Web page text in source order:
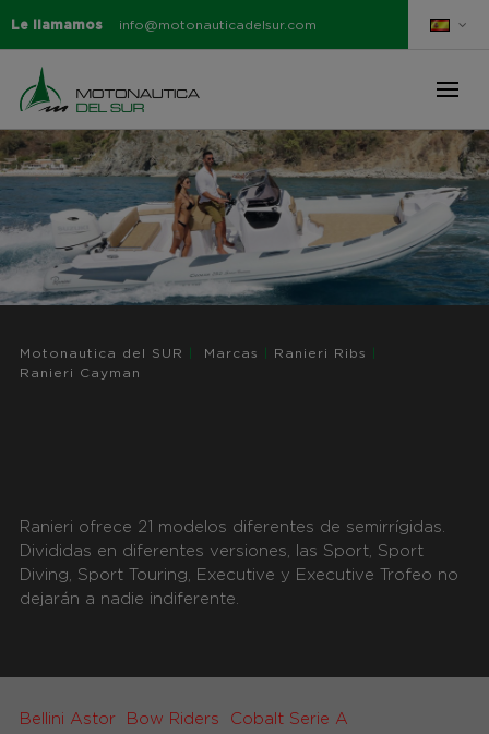
Le llamamos info@motonauticadelsur.com
Motonautica del SUR Marcas Ranieri Ribs
Ranieri Cayman
Ranieri ofrece 21 modelos diferentes de semirrígidas.
Divididas en diferentes versiones, las Sport, Sport
Diving, Sport Touring, Executive y Executive Trofeo no
dejarán a nadie indiferente.
Bellini Astor Bow Riders Cobalt Serie A